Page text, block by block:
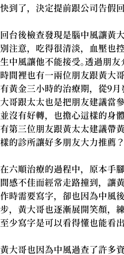
快到了，決定提前跟公司告假回
回台後檢查發現是腦中風讓黃
別注意，吃得很清淡，血壓也
生中風讓他不能接受。透過朋
時間裡也有一兩位朋友跟黃大
有黃金三小時的治療期，從9
大哥跟太太也是把朋友建議當
並沒有好轉，也擔心這樣的身
有第三位朋友跟黃太太建議帶
樣的診所讓好多朋友大力推薦
在六順治療的過程中，原本手
間感不佳而經常走路撞到，讓
作時需要寫字，卻也因為中風
步，黃大哥也逐漸展開笑顏，
至少寫字是可以看得懂也能看
黃大哥也因為中風過查了許多